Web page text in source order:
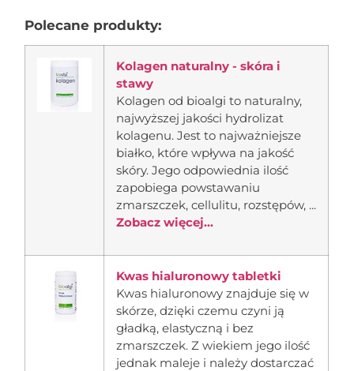
Polecane produkty:
Kolagen naturalny - skóra i
stawy
Kolagen od bioalgi to naturalny,
najwyższej jakości hydrolizat
kolagenu. Jest to najważniejsze
białko, które wpływa na jakość
skóry. Jego odpowiednia ilość
zapobiega powstawaniu
zmarszczek, cellulitu, rozstępów, ...
Zobacz więcej...
Kwas hialuronowy tabletki
Kwas hialuronowy znajduje się w
skórze, dzięki czemu czyni ją
gładką, elastyczną i bez
zmarszczek. Z wiekiem jego ilość
jednak maleje i należy dostarczać